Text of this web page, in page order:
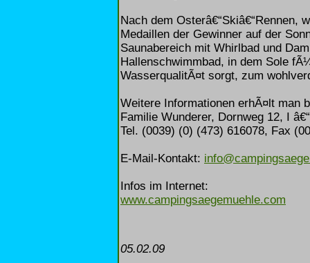
Nach dem Osterâ€“Skiâ€“Rennen,
Medaillen der Gewinner auf der
Saunabereich mit Whirlbad und
Hallenschwimmbad, in dem Sole
WasserqualitÃ¤t sorgt, zum
Weitere Informationen erhÃ¤lt man
Familie Wunderer, Dornweg 12, I
Tel. (0039) (0) (473) 616078, Fax
E-Mail-Kontakt:
Infos im Internet:
www.campingsaegemuehle.com
05.02.09